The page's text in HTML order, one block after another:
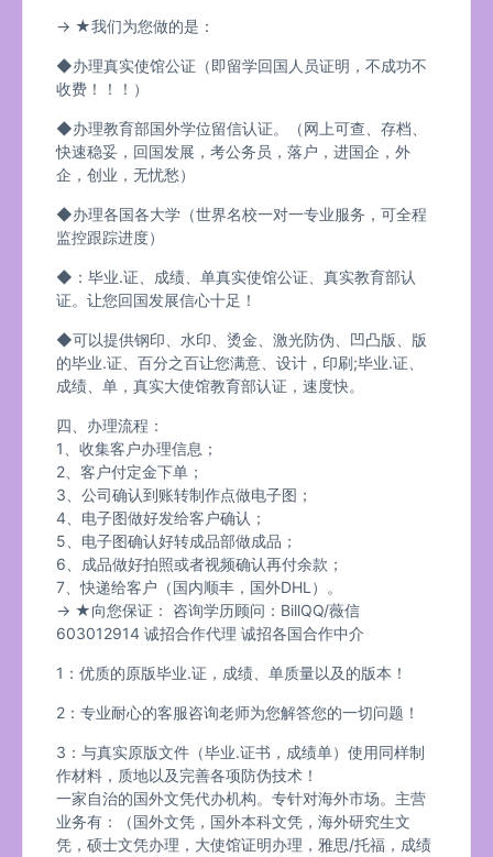
→ ★我们为您做的是：
◆办理真实使馆公证（即留学回国人员证明，不成功不
收费！！！）
◆办理教育部国外学位留信认证。（网上可查、存档、
快速稳妥，回国发展，考公务员，落户，进国企，外
企，创业，无忧愁）
◆办理各国各大学（世界名校一对一专业服务，可全程
监控跟踪进度）
◆：毕业.证、成绩、单真实使馆公证、真实教育部认
证。让您回国发展信心十足！
◆可以提供钢印、水印、烫金、激光防伪、凹凸版、版
的毕业.证、百分之百让您满意、设计，印刷;毕业.证、
成绩、单，真实大使馆教育部认证，速度快。
四、办理流程：
1、收集客户办理信息；
2、客户付定金下单；
3、公司确认到账转制作点做电子图；
4、电子图做好发给客户确认；
5、电子图确认好转成品部做成品；
6、成品做好拍照或者视频确认再付余款；
7、快递给客户（国内顺丰，国外DHL）。
→ ★向您保证： 咨询学历顾问：BillQQ/薇信
603012914 诚招合作代理 诚招各国合作中介
1：优质的原版毕业.证，成绩、单质量以及的版本！
2：专业耐心的客服咨询老师为您解答您的一切问题！
3：与真实原版文件（毕业.证书，成绩单）使用同样制
作材料，质地以及完善各项防伪技术！
一家自治的国外文凭代办机构。专针对海外市场。主营
业务有：（国外文凭，国外本科文凭，海外研究生文
凭，硕士文凭办理，大使馆证明办理，雅思/托福，成绩